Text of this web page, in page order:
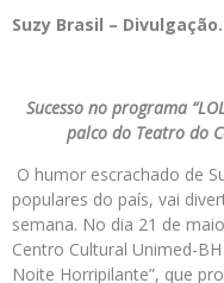
Suzy Brasil – Divulgação.
Sucesso no programa
palco do Teatro do
O humor escrachado de
populares do país, vai
semana. No dia 21 de
Centro Cultural Unimed-
Noite Horripilante”, que